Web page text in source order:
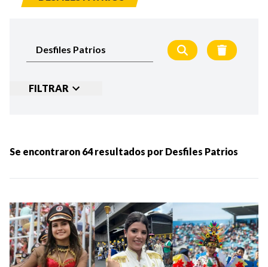
FILTRAR
MÁS RECIENTES
MENOS RECIENTES
Periodo:
Se encontraron 64 resultados por Desfiles Patrios